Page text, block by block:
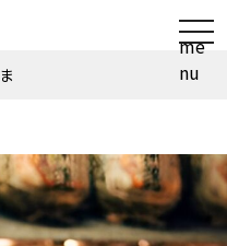
t
o
g
e
n
me
nu